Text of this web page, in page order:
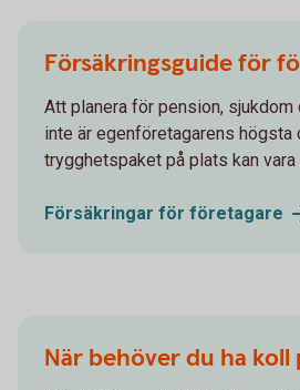
Försäkringsguide för
Att planera för pension, sjukdom
inte är egenföretagarens högsta
trygghetspaket på plats kan
Försäkringar för företagare
När behöver du ha koll